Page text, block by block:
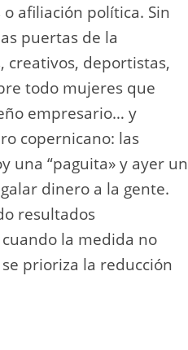
afiliación política. Sin
puertas de la
creativos, deportistas,
todo mujeres que
empresario… y
copernicano: las
una “paguita» y ayer un
dinero a la gente.
resultados
la medida no
prioriza la reducción